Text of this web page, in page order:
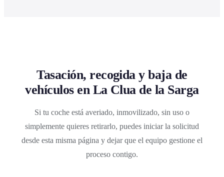
Tasación, recogida y baja de
vehículos en La Clua de la Sarga
Si tu coche está averiado, inmovilizado, sin uso o
simplemente quieres retirarlo, puedes iniciar la solicitud
desde esta misma página y dejar que el equipo gestione el
proceso contigo.